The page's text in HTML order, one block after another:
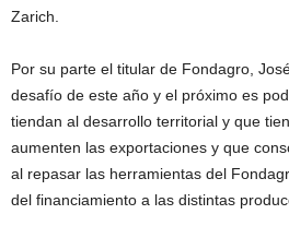
Zarich.
Por su parte el titular de Fondagro,
desafío de este año y el próximo es
tiendan al desarrollo territorial y que
aumenten las exportaciones y que
al repasar las herramientas del
del financiamiento a las distintas